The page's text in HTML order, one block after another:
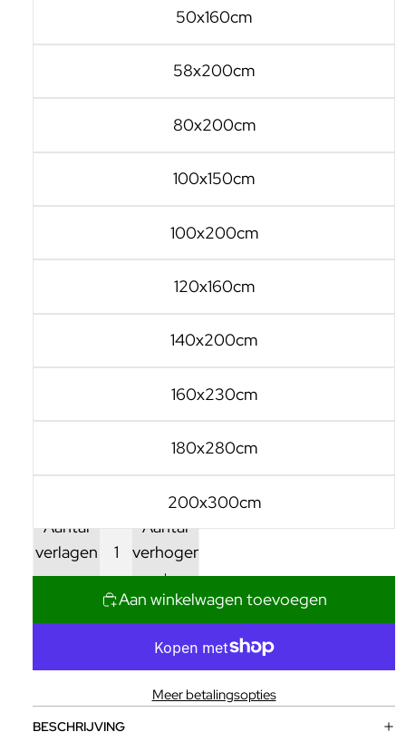
50x160cm
58x200cm
80x200cm
100x150cm
100x200cm
120x160cm
140x200cm
160x230cm
180x280cm
200x300cm
Aantal
verlagen
Aantal
verhogen
Aan winkelwagen toevoegen
Meer betalingsopties
BESCHRIJVING